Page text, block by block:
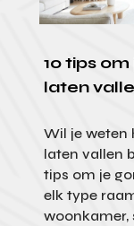
10 tips
laten
Wil je weten
laten vallen
tips om je
elk type
woonkamer,